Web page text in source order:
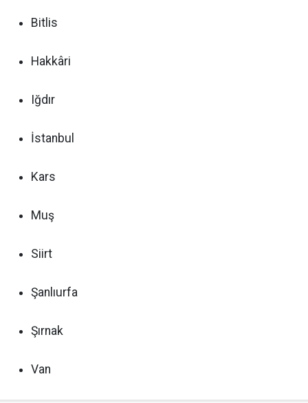
Bitlis
Hakkâri
Iğdır
İstanbul
Kars
Muş
Siirt
Şanlıurfa
Şırnak
Van